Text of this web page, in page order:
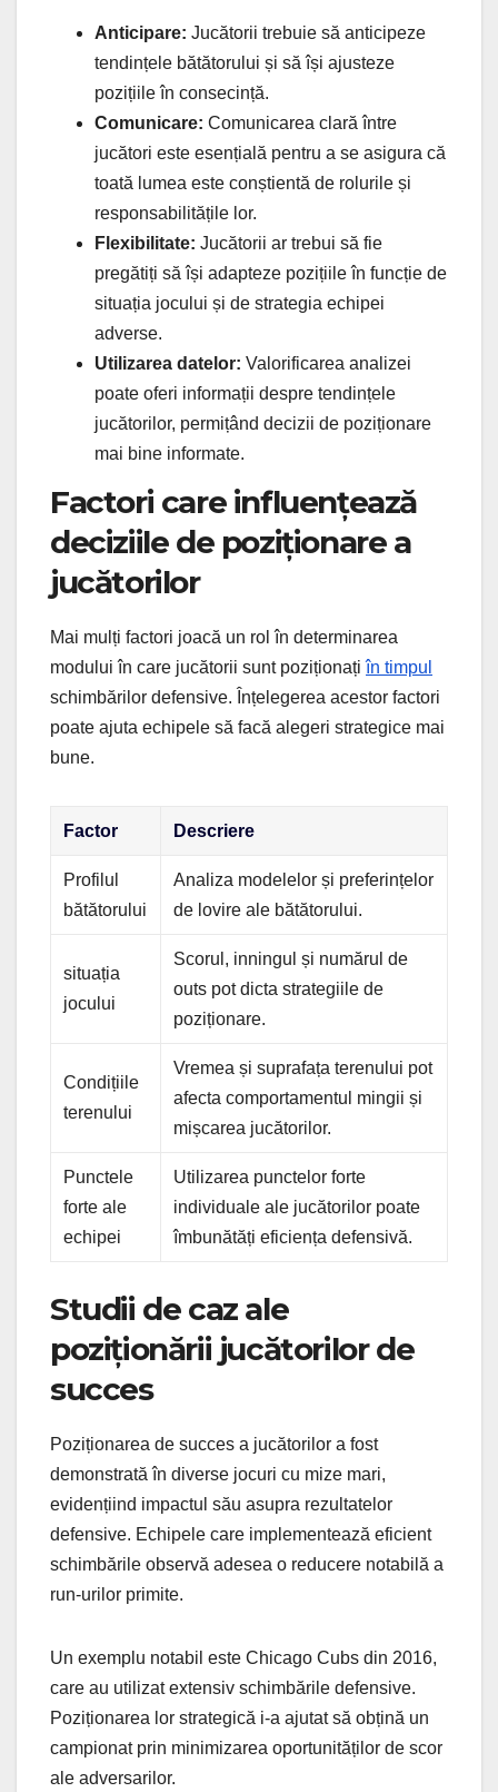
Anticipare: Jucătorii trebuie să anticipeze
tendințele bătătorului și să își ajusteze
pozițiile în consecință.
Comunicare: Comunicarea clară între
jucători este esențială pentru a se asigura că
toată lumea este conștientă de rolurile și
responsabilitățile lor.
Flexibilitate: Jucătorii ar trebui să fie
pregătiți să își adapteze pozițiile în funcție de
situația jocului și de strategia echipei
adverse.
Utilizarea datelor: Valorificarea analizei
poate oferi informații despre tendințele
jucătorilor, permițând decizii de poziționare
mai bine informate.
Factori care influențează
deciziile de poziționare a
jucătorilor
Mai mulți factori joacă un rol în determinarea
modului în care jucătorii sunt poziționațiîn timpul
schimbărilor defensive. Înțelegerea acestor factori
poate ajuta echipele să facă alegeri strategice mai
bune.
Factor Descriere
Profilul
bătătorului
Analiza modelelor și preferințelor
de lovire ale bătătorului.
situația
jocului
Scorul, inningul și numărul de
outs pot dicta strategiile de
poziționare.
Condițiile
terenului
Vremea și suprafața terenului pot
afecta comportamentul mingii și
mișcarea jucătorilor.
Punctele
forte ale
echipei
Utilizarea punctelor forte
individuale ale jucătorilor poate
îmbunătăți eficiența defensivă.
Studii de caz ale
poziționării jucătorilor de
succes
Poziționarea de succes a jucătorilor a fost
demonstrată în diverse jocuri cu mize mari,
evidențiind impactul său asupra rezultatelor
defensive. Echipele care implementează eficient
schimbările observă adesea o reducere notabilă a
run-urilor primite.
Un exemplu notabil este Chicago Cubs din 2016,
care au utilizat extensiv schimbările defensive.
Poziționarea lor strategică i-a ajutat să obțină un
campionat prin minimizarea oportunităților de scor
ale adversarilor.